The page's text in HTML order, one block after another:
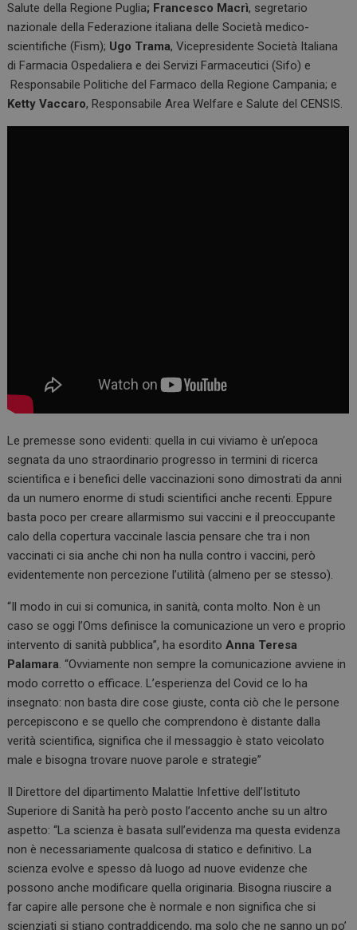
Salute della Regione Puglia; Francesco Macrì, segretario
nazionale della Federazione italiana delle Società medico-
scientifiche (Fism); Ugo Trama, Vicepresidente Società Italiana
di Farmacia Ospedaliera e dei Servizi Farmaceutici (Sifo) e
Responsabile Politiche del Farmaco della Regione Campania; e
Ketty Vaccaro, Responsabile Area Welfare e Salute del CENSIS.
Le premesse sono evidenti: quella in cui viviamo è un’epoca
segnata da uno straordinario progresso in termini di ricerca
scientifica e i benefici delle vaccinazioni sono dimostrati da anni
da un numero enorme di studi scientifici anche recenti. Eppure
basta poco per creare allarmismo sui vaccini e il preoccupante
calo della copertura vaccinale lascia pensare che tra i non
vaccinati ci sia anche chi non ha nulla contro i vaccini, però
evidentemente non percezione l’utilità (almeno per se stesso).
“Il modo in cui si comunica, in sanità, conta molto. Non è un
caso se oggi l’Oms definisce la comunicazione un vero e proprio
intervento di sanità pubblica”, ha esorditoAnna Teresa
Palamara. “Ovviamente non sempre la comunicazione avviene in
modo corretto o efficace. L’esperienza del Covid ce lo ha
insegnato: non basta dire cose giuste, conta ciò che le persone
percepiscono e se quello che comprendono è distante dalla
verità scientifica, significa che il messaggio è stato veicolato
male e bisogna trovare nuove parole e strategie”
Il Direttore del dipartimento Malattie Infettive dell’Istituto
Superiore di Sanità ha però posto l’accento anche su un altro
aspetto: “La scienza è basata sull’evidenza ma questa evidenza
non è necessariamente qualcosa di statico e definitivo. La
scienza evolve e spesso dà luogo ad nuove evidenze che
possono anche modificare quella originaria. Bisogna riuscire a
far capire alle persone che è normale e non significa che si
scienziati si stiano contraddicendo, ma solo che ne sanno un po’